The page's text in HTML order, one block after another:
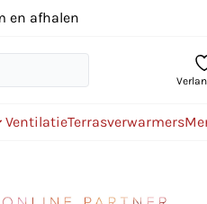
en afhalen
VentilatieTerrasverwarmers